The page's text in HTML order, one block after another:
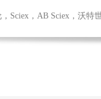
， Sciex ，AB Sciex ，沃特